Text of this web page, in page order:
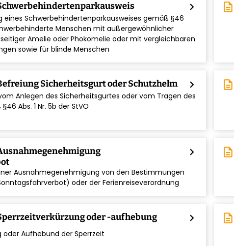
chevron_right
eines Schwerbehindertenparkausweises gemäß §46
Menschen mit außergewöhnlicher
Amelie oder Phokomelie oder mit vergleichbaren
sowie für blinde Menschen
description
Sicherheitsgurt oder Schutzhelm
chevron_right
Anlegen des Sicherheitsgurtes oder vom Tragen des
Abs. 1 Nr. 5b der StVO
description
chevron_right
Ausnahmegenehmigung von den Bestimmungen
oder der Ferienreiseverordnung
description
oder -aufhebung
chevron_right
Aufhebund der Sperrzeit
description